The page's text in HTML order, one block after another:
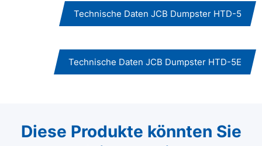
Technische Daten JCB Dumpster HTD-5
Technische Daten JCB Dumpster HTD-5E
Diese Produkte könnten Sie